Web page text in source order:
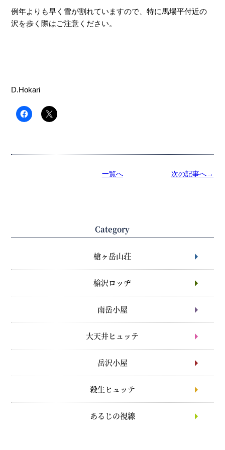
例年よりも早く雪が割れていますので、特に馬場平付近の
沢を歩く際はご注意ください。
D.Hokari
一覧へ 次の記事へ→
Category
槍ヶ岳山荘
槍沢ロッヂ
南岳小屋
大天井ヒュッテ
岳沢小屋
殺生ヒュッテ
あるじの視線